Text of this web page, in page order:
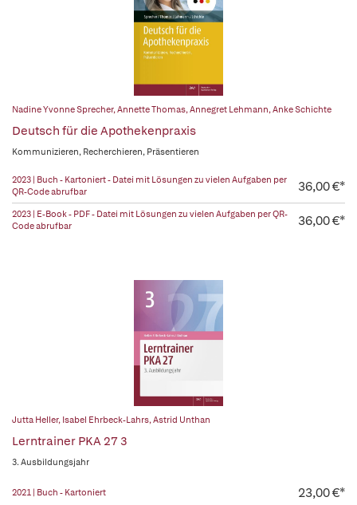
Nadine Yvonne Sprecher,Annette Thomas,Annegret Lehmann,Anke Schichte
Deutsch für die Apothekenpraxis
Kommunizieren, Recherchieren, Präsentieren
2023 | Buch - Kartoniert - Datei mit Lösungen zu vielen Aufgaben per
QR-Code abrufbar
36,00 €*
2023 | E-Book - PDF - Datei mit Lösungen zu vielen Aufgaben per QR-
Code abrufbar
36,00 €*
Jutta Heller, Isabel Ehrbeck-Lahrs,Astrid Unthan
Lerntrainer PKA 27 3
3. Ausbildungsjahr
2021 | Buch - Kartoniert 23,00 €*